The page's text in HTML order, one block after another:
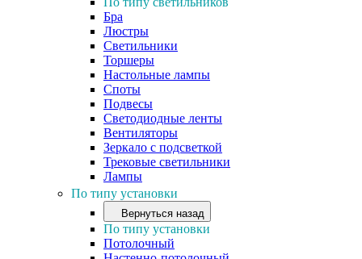
Бра
Люстры
Светильники
Торшеры
Настольные лампы
Споты
Подвесы
Светодиодные ленты
Вентиляторы
Зеркало с подсветкой
Трековые светильники
Лампы
По типу установки
Вернуться назад
По типу установки
Потолочный